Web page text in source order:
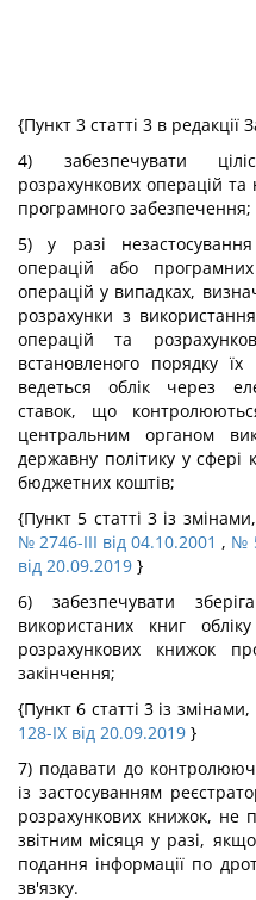
{Пункт 3 статті 3 в редакції
4) забезпечувати
розрахункових операцій та
програмного забезпечення;
5) у разі
операцій або програмних
операцій у випадках,
розрахунки з
операцій та
встановленого порядку
ведеться облік через
ставок, що
центральним органом
державну політику у сфері
бюджетних коштів;
{Пункт 5 статті 3 із
№ 2746-III від 04.10.2001 , №
від 20.09.2019 }
6) забезпечувати
використаних книг
розрахункових книжок
закінчення;
{Пункт 6 статті 3 із
128-IX від 20.09.2019 }
7) подавати до
із застосуванням
розрахункових книжок, не
звітним місяця у разі,
подання інформації по
зв'язку.